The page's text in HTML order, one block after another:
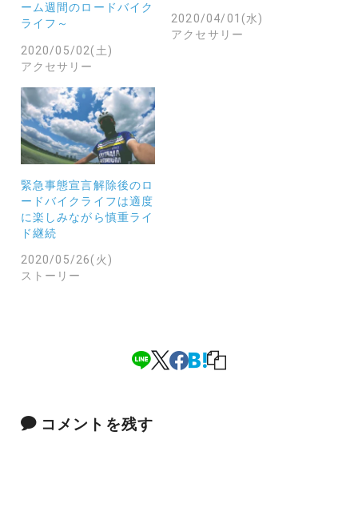
ーム週間のロードバイク
ライフ～
2020/05/02(土)
アクセサリー
2020/04/01(水)
アクセサリー
緊急事態宣言解除後のロ
ードバイクライフは適度
に楽しみながら慎重ライ
ド継続
2020/05/26(火)
ストーリー
コメントを残す